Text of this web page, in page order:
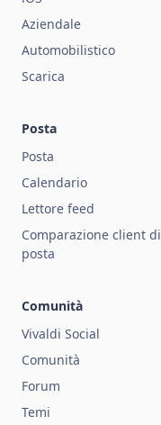
Aziendale
Automobilistico
Scarica
Posta
Posta
Calendario
Lettore feed
Comparazione client di
posta
Comunità
Vivaldi Social
Comunità
Forum
Temi